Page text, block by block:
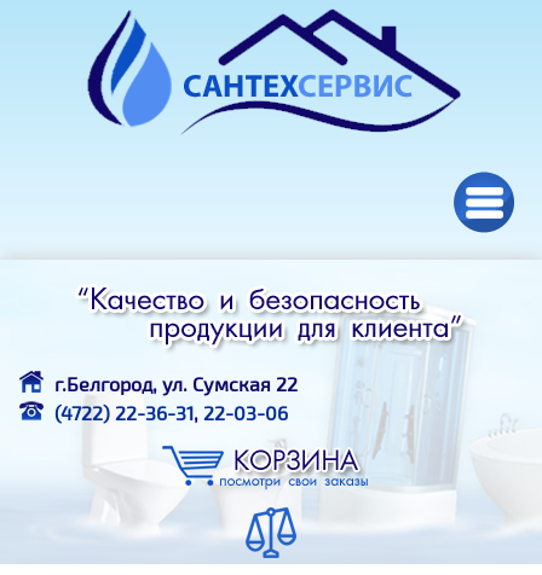
Перейти к основному содержанию
г.Белгород, ул. Сумская 22
(4722) 22-36-31, 22-03-06